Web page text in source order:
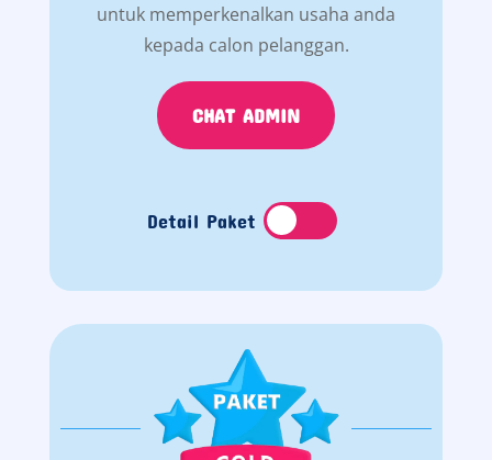
untuk memperkenalkan usaha anda
kepada calon pelanggan.
CHAT ADMIN
Detail Paket